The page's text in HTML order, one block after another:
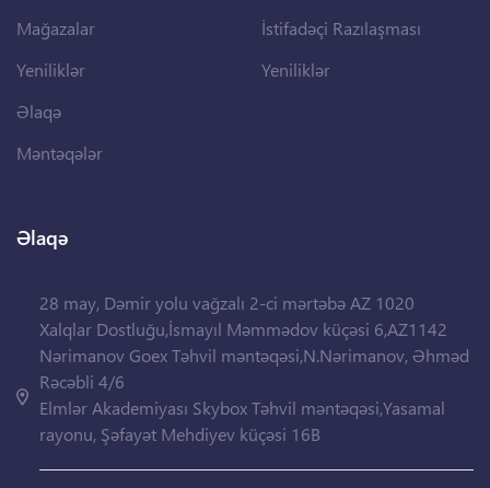
Mağazalar
Yeniliklər
Əlaqə
Məntəqələr
İstifadəçi Razılaşması
Yeniliklər
Əlaqə
28 may, Dəmir yolu vağzalı 2-ci mərtəbə AZ 1020
Xalqlar Dostluğu,İsmayıl Məmmədov küçəsi 6,AZ1142
Nərimanov Goex Təhvil məntəqəsi,N.Nərimanov, Əhməd
Rəcəbli 4/6
Elmlər Akademiyası Skybox Təhvil məntəqəsi,Yasamal
rayonu, Şəfayət Mehdiyev küçəsi 16B